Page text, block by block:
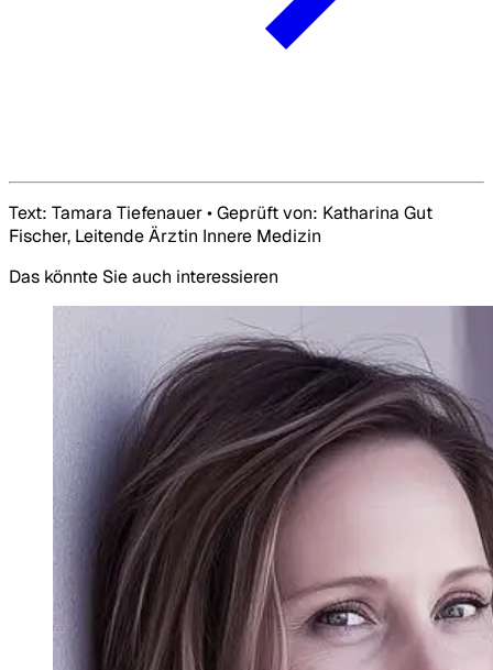
Text: Tamara Tiefenauer • Geprüft von: Katharina Gut
Fischer, Leitende Ärztin Innere Medizin
Das könnte Sie auch interessieren